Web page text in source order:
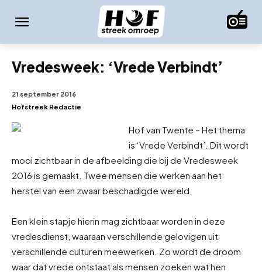
Vredesweek: ‘Vrede Verbindt’
21 september 2016
Hofstreek Redactie
Hof van Twente – Het thema
is ‘Vrede Verbindt’. Dit wordt
mooi zichtbaar in de afbeelding die bij de Vredesweek
2016 is gemaakt. Twee mensen die werken aan het
herstel van een zwaar beschadigde wereld.
Een klein stapje hierin mag zichtbaar worden in deze
vredesdienst, waaraan verschillende gelovigen uit
verschillende culturen meewerken. Zo wordt de droom
waar dat vrede ontstaat als mensen zoeken wat hen